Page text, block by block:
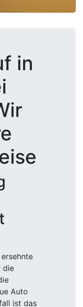
in
die
Auto
ist das